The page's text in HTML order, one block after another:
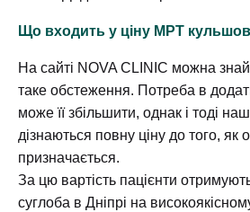
Що входить у ціну МРТ
На сайті NOVA CLINIC можна
таке обстеження. Потреба в
може її збільшити, однак і тоді
дізнаються повну ціну до того, як
призначається.
За цю вартість пацієнти
суглоба в Дніпрі на